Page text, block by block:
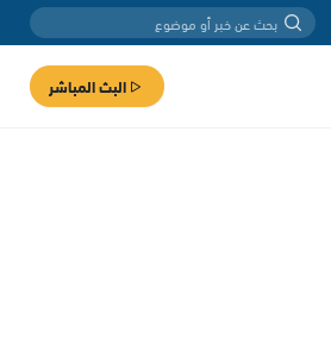
البث المباشر